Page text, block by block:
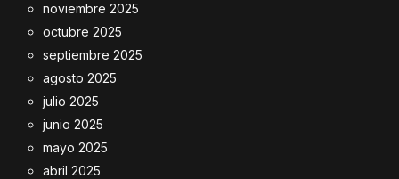
noviembre 2025
octubre 2025
septiembre 2025
agosto 2025
julio 2025
junio 2025
mayo 2025
abril 2025